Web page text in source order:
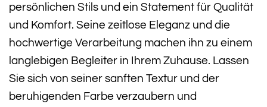
persönlichen Stils und ein Statement für Qualität
und Komfort. Seine zeitlose Eleganz und die
hochwertige Verarbeitung machen ihn zu einem
langlebigen Begleiter in Ihrem Zuhause. Lassen
Sie sich von seiner sanften Textur und der
beruhigenden Farbe verzaubern und